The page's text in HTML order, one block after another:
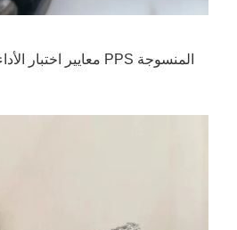
معايير اختبار الأداء الميكانيكي والبيئي لشبكة PPS المنسوجة